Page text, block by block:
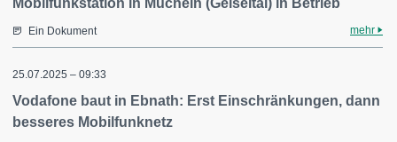
Mobilfunkstation in Mücheln (Geiseltal) in Betrieb
Ein Dokument mehr
25.07.2025 – 09:33
Vodafone baut in Ebnath: Erst Einschränkungen, dann
besseres Mobilfunknetz